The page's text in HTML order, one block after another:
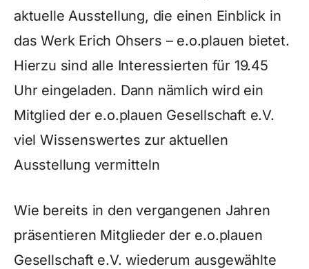
aktuelle Ausstellung, die einen Einblick in
das Werk Erich Ohsers – e.o.plauen bietet.
Hierzu sind alle Interessierten für 19.45
Uhr eingeladen. Dann nämlich wird ein
Mitglied der e.o.plauen Gesellschaft e.V.
viel Wissenswertes zur aktuellen
Ausstellung vermitteln
Wie bereits in den vergangenen Jahren
präsentieren Mitglieder der e.o.plauen
Gesellschaft e.V. wiederum ausgewählte